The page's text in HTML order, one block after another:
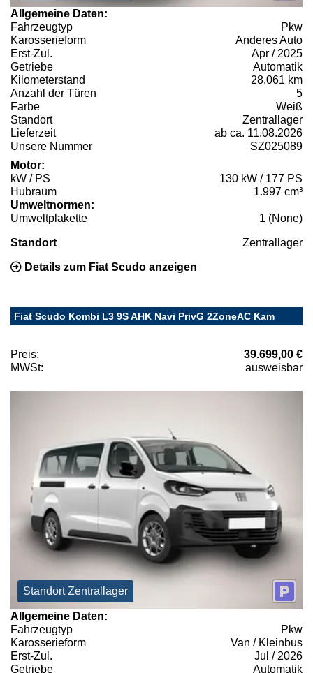
Allgemeine Daten:
Fahrzeugtyp
Pkw
Karosserieform
Anderes Auto
Erst-Zul.
Apr / 2025
Getriebe
Automatik
Kilometerstand
28.061 km
Anzahl der Türen
5
Farbe
Weiß
Standort
Zentrallager
Lieferzeit
ab ca. 11.08.2026
Unsere Nummer
SZ025089
Motor:
kW / PS
130 kW / 177 PS
Hubraum
1.997 cm³
Umweltnormen:
Umweltplakette
1 (None)
Standort Zentrallager
Details zum Fiat Scudo anzeigen
Fiat Scudo Kombi L3 9S AHK Navi PrivG 2ZoneAC Kam
Preis:
39.699,00 €
MWSt:
ausweisbar
Standort Zentrallager
Allgemeine Daten:
Fahrzeugtyp
Pkw
Karosserieform
Van / Kleinbus
Erst-Zul.
Jul / 2026
Getriebe
Automatik